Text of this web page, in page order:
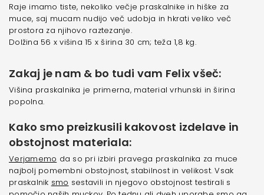
Raje imamo tiste, nekoliko večje praskalnike in hiške za
muce, saj mucam nudijo več udobja in hkrati veliko več
prostora za njihovo raztezanje.
Dolžina 56 x višina 15 x širina 30 cm; teža 1,8 kg.
Zakaj je nam & bo tudi vam Felix všeč:
Višina praskalnika je primerna, material vrhunski in širina
popolna.
Kako smo preizkusili kakovost izdelave in
obstojnost materiala:
Verjamemo da so pri izbiri pravega praskalnika za muce
najbolj pomembni obstojnost, stabilnost in velikost. Vsak
praskalnik smo sestavili in njegovo obstojnost testirali s